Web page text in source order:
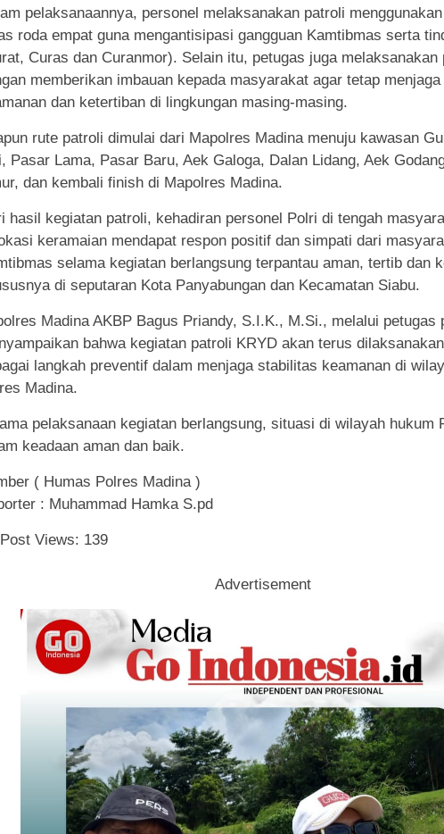
pelaksanaannya, personel melaksanakan patroli
roda empat guna mengantisipasi gangguan Kamtibmas serta
Curas dan Curanmor). Selain itu, petugas juga melaksanakan
memberikan imbauan kepada masyarakat agar tetap
dan ketertiban di lingkungan masing-masing.
rute patroli dimulai dari Mapolres Madina menuju kawasan
Pasar Lama, Pasar Baru, Aek Galoga, Dalan Lidang, Aek
dan kembali finish di Mapolres Madina.
hasil kegiatan patroli, kehadiran personel Polri di tengah
keramaian mendapat respon positif dan simpati dari
selama kegiatan berlangsung terpantau aman, tertib dan
di seputaran Kota Panyabungan dan Kecamatan Siabu.
Madina AKBP Bagus Priandy, S.I.K., M.Si., melalui petugas
bahwa kegiatan patroli KRYD akan terus
langkah preventif dalam menjaga stabilitas keamanan di
Madina.
pelaksanaan kegiatan berlangsung, situasi di wilayah hukum
keadaan aman dan baik.
( Humas Polres Madina )
: Muhammad Hamka S.pd
Post Views: 139
Advertisement